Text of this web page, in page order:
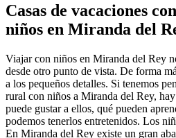
Casas de vacaciones
niños en Miranda del
Viajar con niños en Miranda del Rey
desde otro punto de vista. De forma
a los pequeños detalles. Si tenemos
rural con niños a Miranda del Rey,
puede gustar a ellos, qué pueden
podemos tenerlos entretenidos. Los
En Miranda del Rey existe un gran